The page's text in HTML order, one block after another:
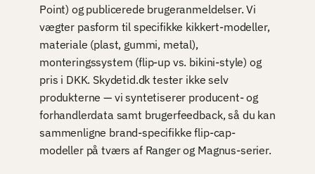
Point) og publicerede brugeranmeldelser. Vi
vægter pasform til specifikke kikkert-modeller,
materiale (plast, gummi, metal),
monteringssystem (flip-up vs. bikini-style) og
pris i DKK. Skydetid.dk tester ikke selv
produkterne — vi syntetiserer producent- og
forhandlerdata samt brugerfeedback, så du kan
sammenligne brand-specifikke flip-cap-
modeller på tværs af Ranger og Magnus-serier.